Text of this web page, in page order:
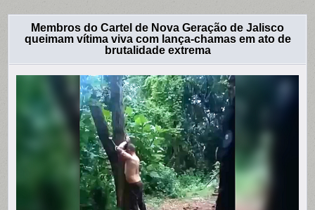
Membros do Cartel de Nova Geração de Jalisco
queimam vítima viva com lança-chamas em ato de
brutalidade extrema